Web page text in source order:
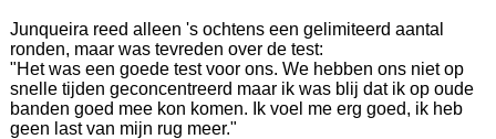
Junqueira reed alleen 's ochtens een gelimiteerd aantal
ronden, maar was tevreden over de test:
"Het was een goede test voor ons. We hebben ons niet op
snelle tijden geconcentreerd maar ik was blij dat ik op oude
banden goed mee kon komen. Ik voel me erg goed, ik heb
geen last van mijn rug meer."